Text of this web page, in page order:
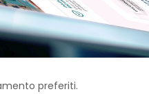
preferiti.